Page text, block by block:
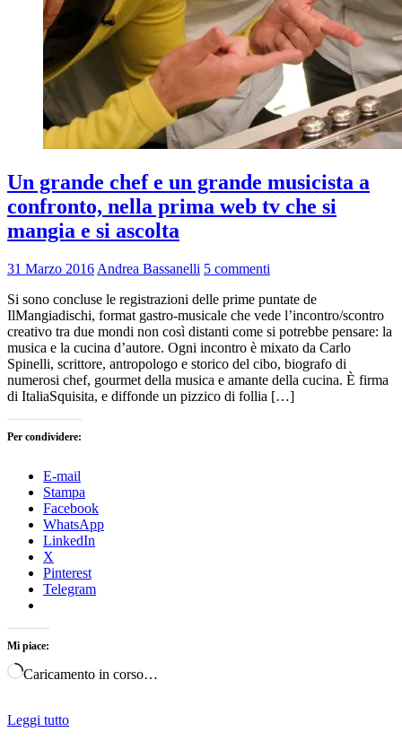
Un grande chef e un grande musicista a
confronto, nella prima web tv che si
mangia e si ascolta
31 Marzo 2016 Andrea Bassanelli 5 commenti
Si sono concluse le registrazioni delle prime puntate de
IlMangiadischi, format gastro-musicale che vede l’incontro/scontro
creativo tra due mondi non così distanti come si potrebbe pensare: la
musica e la cucina d’autore. Ogni incontro è mixato da Carlo
Spinelli, scrittore, antropologo e storico del cibo, biografo di
numerosi chef, gourmet della musica e amante della cucina. È firma
di ItaliaSquisita, e diffonde un pizzico di follia […]
Per condividere:
E-mail
Stampa
Facebook
WhatsApp
LinkedIn
X
Pinterest
Telegram
Mi piace:
Caricamento in corso…
Leggi tutto